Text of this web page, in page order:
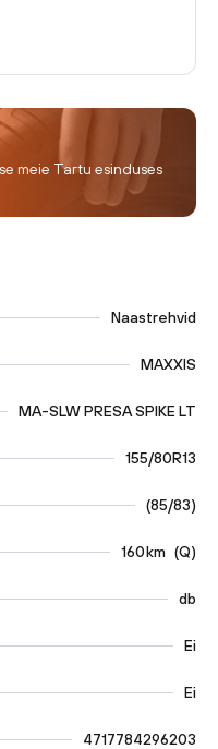
meie Tartu esinduses
Naastrehvid
MAXXIS
MA-SLW PRESA SPIKE LT
155/80R13
(85/83)
160km (Q)
db
Ei
Ei
4717784296203